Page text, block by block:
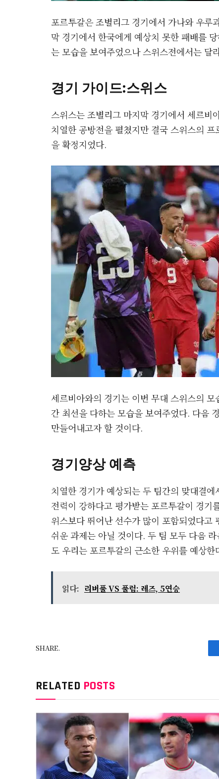
포르투갈은 조별리그 경기에서 가나와 우루
막 경기에서 한국에게 예상치 못한 패배를
는 모습을 보여주었으나 스위스전에서는 달
경기 가이드:스위스
스위스는 조별리그 마지막 경기에서 세르
치열한 공방전을 펼쳤지만 결국 스위스의
을 확정지었다.
세르비아와의 경기는 이번 무대 스위스의
간 최선을 다하는 모습을 보여주었다. 다음
만들어내고자 할 것이다.
경기양상 예측
치열한 경기가 예상되는 두 팀간의 맞대결
전력이 강하다고 평가받는 포르투갈이 경기
위스보다 뛰어난 선수가 많이 포함되었다고
쉬운 과제는 아닐 것이다. 두 팀 모두 다음
도 우리는 포르투갈의 근소한 우위를 예상한
읽다: 리버풀 VS 풀럼: 레즈, 5연승
SHARE.
RELATED POSTS